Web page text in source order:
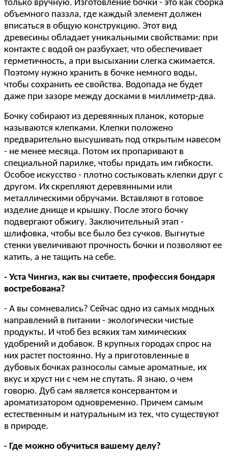
только вручную. Изготовление бочки - это как сборка
объемного паззла, где каждый элемент должен
вписаться в общую конструкцию. Этот вид
древесины обладает уникальными свойствами: при
контакте с водой он разбухает, что обеспечивает
герметичность, а при высыхании слегка сжимается.
Поэтому нужно хранить в бочке немного воды,
чтобы сохранить ее свойства. Водопада не будет
даже при зазоре между досками в миллиметр-два.
Бочку собирают из деревянных планок, которые
называются клепками. Клепки положено
предварительно высушивать под открытым навесом
- не менее месяца. Потом их пропаривают в
специальной парилке, чтобы придать им гибкости.
Особое искусство - плотно состыковать клепки друг с
другом. Их скрепляют деревянными или
металлическими обручами. Вставляют в готовое
изделие днище и крышку. После этого бочку
подвергают обжигу. Заключительный этап -
шлифовка, чтобы все было без сучков. Выгнутые
стенки увеличивают прочность бочки и позволяют ее
катить, а не тащить на себе.
- Уста Чингиз, как вы считаете, профессия бондаря
востребована?
- А вы сомневались? Сейчас одно из самых модных
направлений в питании - экологически чистые
продукты. И чтоб без всяких там химических
удобрений и добавок. В крупных городах спрос на
них растет постоянно. Ну а приготовленные в
дубовых бочках разносолы самые ароматные, их
вкус и хруст ни с чем не спутать. Я знаю, о чем
говорю. Дуб сам является консервантом и
ароматизатором одновременно. Причем самым
естественным и натуральным из тех, что существуют
в природе.
- Где можно обучиться вашему делу?